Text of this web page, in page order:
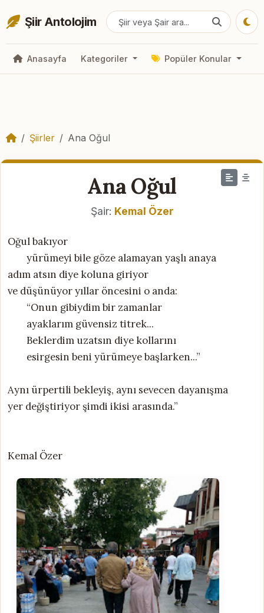
Şiir Antolojim
Anasayfa Kategoriler Popüler Konular
Şiirler Ana Oğul
Ana Oğul
Şair: Kemal Özer
Oğul bakıyor
yürümeyi bile göze alamayan yaşlı anaya
adım atsın diye koluna giriyor
ve düşünüyor yıllar öncesini o anda:
“Onun gibiydim bir zamanlar
ayaklarım güvensiz titrek...
Beklerdim uzatsın diye kollarını
esirgesin beni yürümeye başlarken...”
Aynı ürpertili bekleyiş, aynı sevecen dayanışma
yer değiştiriyor şimdi ikisi arasında.”
Kemal Özer